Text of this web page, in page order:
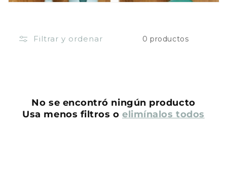
ó
Filtrar y ordenar 0 productos
No se encontró ningún producto
Usa menos filtros oelimínalos todos